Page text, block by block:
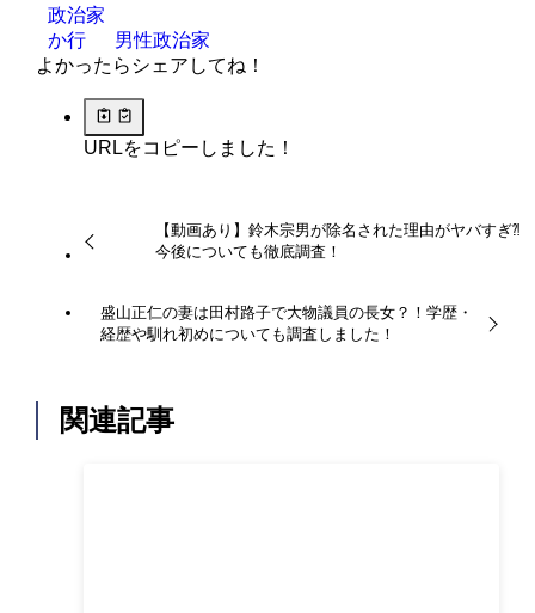
政治家
か行
男性政治家
よかったらシェアしてね！
URLをコピーしました！
【動画あり】鈴木宗男が除名された理由がヤバすぎ⁈
今後についても徹底調査！
盛山正仁の妻は田村路子で大物議員の長女？！学歴・
経歴や馴れ初めについても調査しました！
関連記事